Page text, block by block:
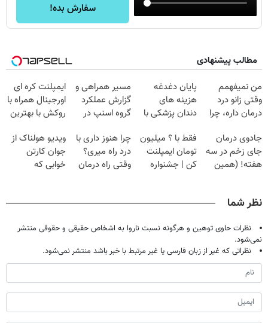
سفارش بده!
مطالب پیشنهادی
من نمیفهمم
وقتی زانو درد
درمان داره، چرا
تحمل میکنی؟❗
پایان دغدغه
هزینه های
دندان پزشکی با
خانگی
مسیر همراهی و
گزارش عملکرد
گروه اسنپ در
ایمپلنت کره ای
اورجینال همراه با
روکش با بهترین
جادوی درمان
جای زخم در سه
هفته! (همین
فقط با ؟ میلیون
تومان ایمپلنت
کن | جشنواره
چرا هنوز داری با
درد راه میری؟
وقتی راه درمان
ویدیو هولناک از
جوان کارتن
خوابی که
نظر شما
نظرات حاوی توهین و هرگونه نسبت ناروا به اشخاص حقیقی و حقوقی منتشر
نمی‌شود.
نظراتی که غیر از زبان فارسی یا غیر مرتبط با خبر باشد منتشر نمی‌شود.